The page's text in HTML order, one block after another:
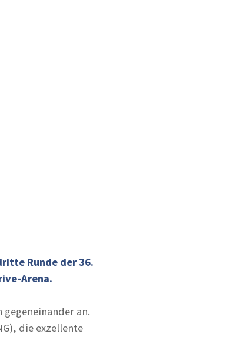
Runde der 36.
Arena.
an.
die exzellente